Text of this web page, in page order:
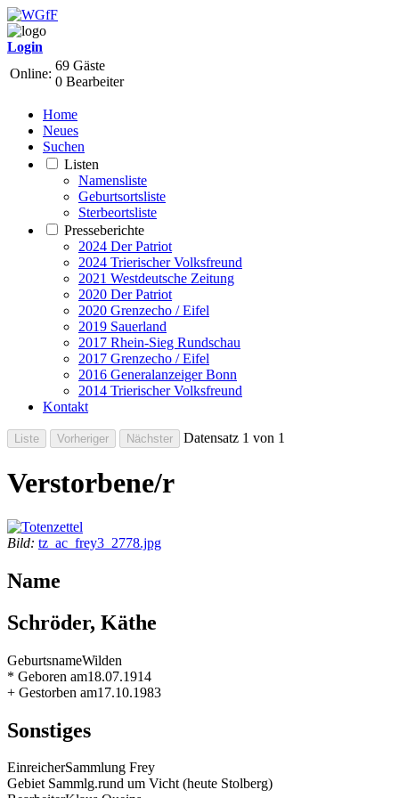
Login
Online:
69 Gäste
0 Bearbeiter
Home
Neues
Suchen
Listen
Namensliste
Geburtsortsliste
Sterbeortsliste
Presseberichte
2024 Der Patriot
2024 Trierischer Volksfreund
2021 Westdeutsche Zeitung
2020 Der Patriot
2020 Grenzecho / Eifel
2019 Sauerland
2017 Rhein-Sieg Rundschau
2017 Grenzecho / Eifel
2016 Generalanzeiger Bonn
2014 Trierischer Volksfreund
Kontakt
Datensatz 1 von 1
Verstorbene/r
Bild: tz_ac_frey3_2778.jpg
Name
Schröder, Käthe
GeburtsnameWilden
* Geboren am18.07.1914
+ Gestorben am17.10.1983
Sonstiges
EinreicherSammlung Frey
Gebiet Sammlg.rund um Vicht (heute Stolberg)